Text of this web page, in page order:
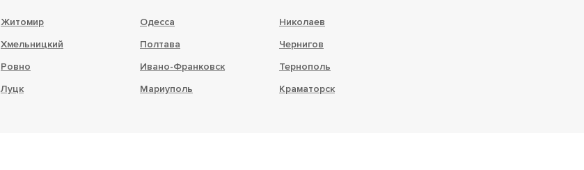
Житомир Одесса
Николаев
Хмельницкий Полтава
Чернигов
Ровно Ивано-Франковск
Тернополь
Луцк Мариуполь Краматорск